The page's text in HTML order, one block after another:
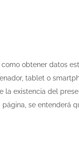
obtener datos
tablet o
la existencia del
se entenderá